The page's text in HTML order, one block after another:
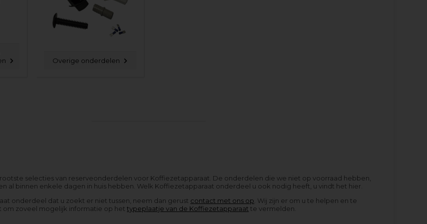
Overige onderdelen
selecties van reserveonderdelen voor Koffiezetapparaat. De onderdelen die we niet op voorraad hebben,
al binnen enkele dagen in huis hebben. Welk Koffiezetapparaat onderdeel u ook nodig heeft, u vindt het hier.
onderdeel dat u zoekt er niet tussen, neem dan gerust contact met ons op . Wij zijn er om u te helpen en te
om zoveel mogelijk informatie op hettypeplaatje van de Koffiezetapparaat te vermelden.